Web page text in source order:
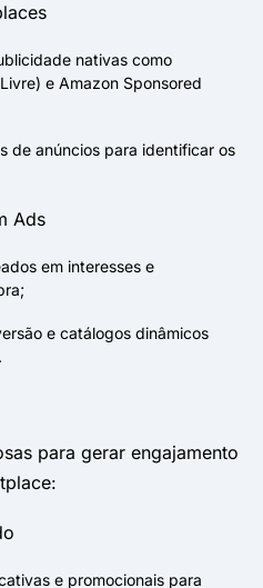
nativas como
e Amazon Sponsored
de anúncios para identificar os
Ads
em interesses e
e catálogos dinâmicos
para gerar engajamento
e promocionais para